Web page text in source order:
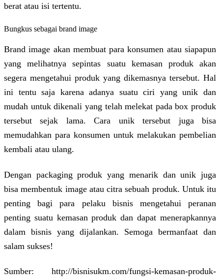
berat atau isi tertentu.
Bungkus sebagai brand image
Brand image akan membuat para konsumen atau siapapun
yang melihatnya sepintas suatu kemasan produk akan
segera mengetahui produk yang dikemasnya tersebut. Hal
ini tentu saja karena adanya suatu ciri yang unik dan
mudah untuk dikenali yang telah melekat pada box produk
tersebut sejak lama. Cara unik tersebut juga bisa
memudahkan para konsumen untuk melakukan pembelian
kembali atau ulang.
Dengan packaging produk yang menarik dan unik juga
bisa membentuk image atau citra sebuah produk. Untuk itu
penting bagi para pelaku bisnis mengetahui peranan
penting suatu kemasan produk dan dapat menerapkannya
dalam bisnis yang dijalankan. Semoga bermanfaat dan
salam sukses!
Sumber: http://bisnisukm.com/fungsi-kemasan-produk-